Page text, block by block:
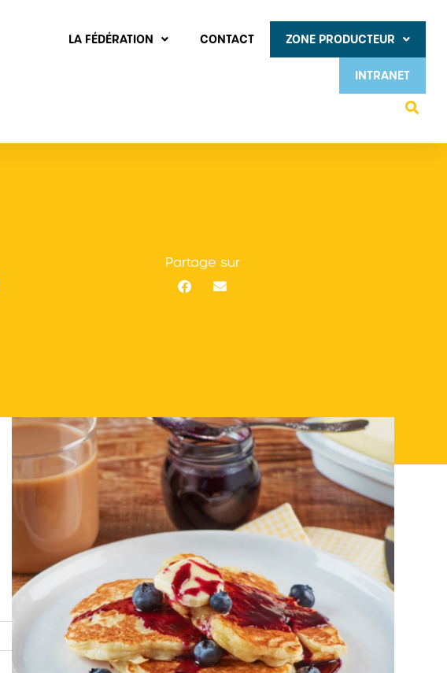
LA FÉDÉRATION CONTACT ZONE PRODUCTEUR
INTRANET
Partage sur